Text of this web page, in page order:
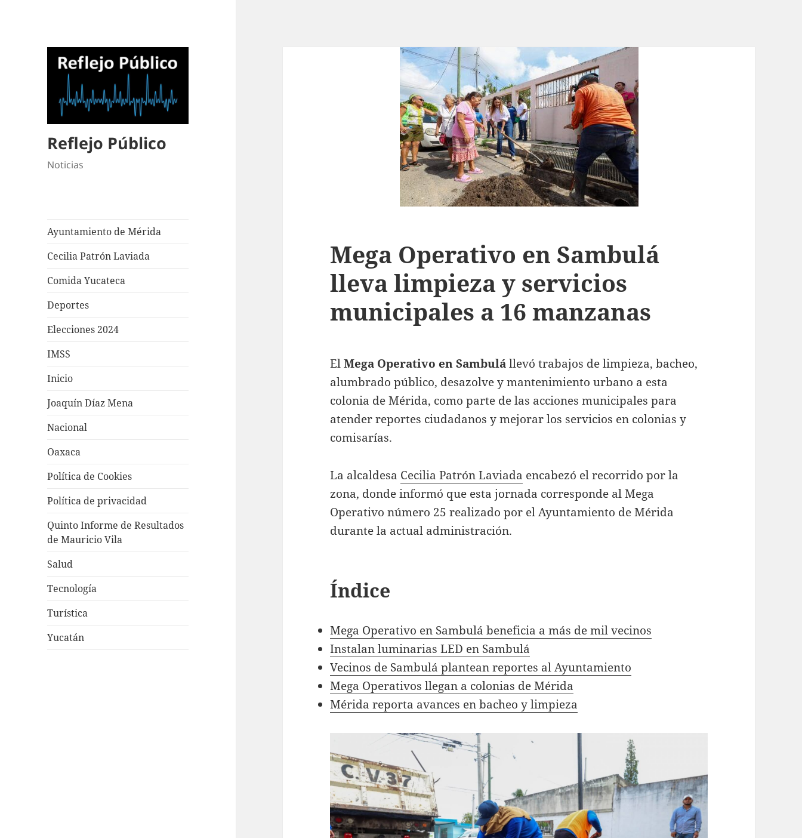
Reflejo Público
Noticias
Ayuntamiento de Mérida
Cecilia Patrón Laviada
Comida Yucateca
Deportes
Elecciones 2024
IMSS
Inicio
Joaquín Díaz Mena
Nacional
Oaxaca
Política de Cookies
Política de privacidad
Quinto Informe de Resultados
de Mauricio Vila
Salud
Tecnología
Turística
Yucatán
Mega Operativo en Sambulá
lleva limpieza y servicios
municipales a 16 manzanas
ElMega Operativo en Sambulállevó trabajos de limpieza, bacheo,
alumbrado público, desazolve y mantenimiento urbano a esta
colonia de Mérida, como parte de las acciones municipales para
atender reportes ciudadanos y mejorar los servicios en colonias y
comisarías.
La alcaldesa Cecilia Patrón Laviada encabezó el recorrido por la
zona, donde informó que esta jornada corresponde al Mega
Operativo número 25 realizado por el Ayuntamiento de Mérida
durante la actual administración.
Índice
Mega Operativo en Sambulá beneficia a más de mil vecinos
Instalan luminarias LED en Sambulá
Vecinos de Sambulá plantean reportes al Ayuntamiento
Mega Operativos llegan a colonias de Mérida
Mérida reporta avances en bacheo y limpieza